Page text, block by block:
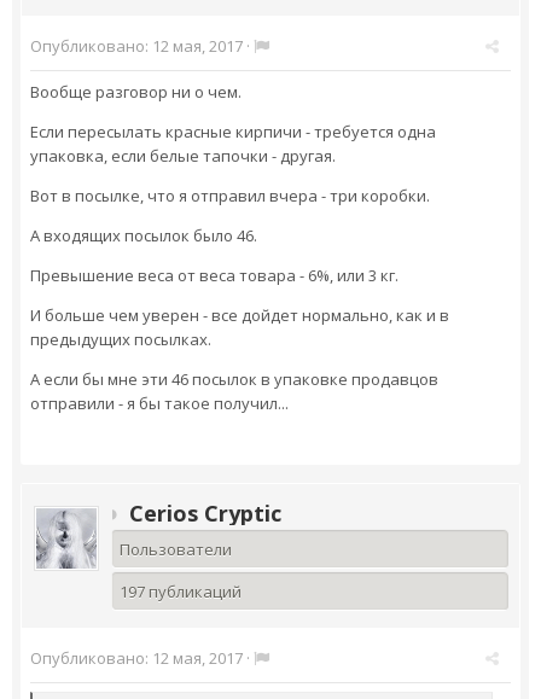
Опубликовано: 12 мая, 2017 ·
Вообще разговор ни о чем.
Если пересылать красные кирпичи - требуется одна
упаковка, если белые тапочки - другая.
Вот в посылке, что я отправил вчера - три коробки.
А входящих посылок было 46.
Превышение веса от веса товара - 6%, или 3 кг.
И больше чем уверен - все дойдет нормально, как и в
предыдущих посылках.
А если бы мне эти 46 посылок в упаковке продавцов
отправили - я бы такое получил...
Cerios Cryptic
Пользователи
197 публикаций
Опубликовано: 12 мая, 2017 ·